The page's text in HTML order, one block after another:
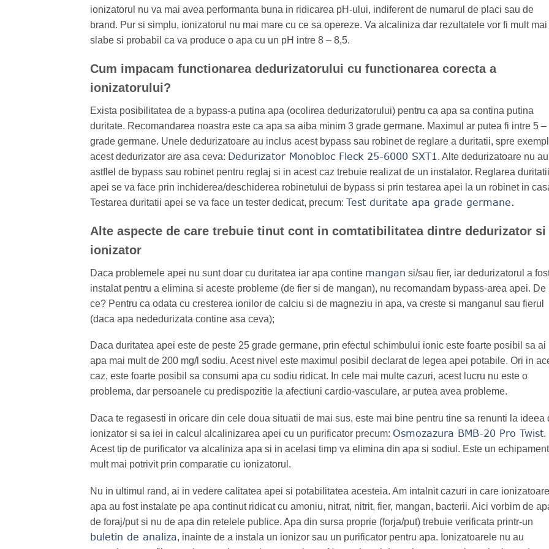
ionizatorul nu va mai avea performanta buna in ridicarea pH-ului, indiferent de numarul de placi sau de
brand. Pur si simplu, ionizatorul nu mai mare cu ce sa opereze. Va alcaliniza dar rezultatele vor fi mult mai
slabe si probabil ca va produce o apa cu un pH intre 8 – 8,5.
Cum impacam functionarea dedurizatorului cu functionarea corecta a
ionizatorului?
Exista posibilitatea de a bypass-a putina apa (ocolirea dedurizatorului) pentru ca apa sa contina putina
duritate. Recomandarea noastra este ca apa sa aiba minim 3 grade germane. Maximul ar putea fi intre 5 –
grade germane. Unele dedurizatoare au inclus acest bypass sau robinet de reglare a duritatii, spre
acest dedurizator are asa ceva: Dedurizator Monobloc Fleck 25-6000 SXT1. Alte dedurizatoare nu
astflel de bypass sau robinet pentru reglaj si in acest caz trebuie realizat de un instalator. Reglarea duritatii
apei se va face prin inchiderea/deschiderea robinetului de bypass si prin testarea apei la un robinet in
Testarea duritatii apei se va face un tester dedicat, precum: Test duritate apa grade germane.
Alte aspecte de care trebuie tinut cont in comtatibilitatea dintre dedurizator si
ionizator
Daca problemele apei nu sunt doar cu duritatea iar apa contine mangan si/sau fier, iar dedurizatorul a
instalat pentru a elimina si aceste probleme (de fier si de mangan), nu recomandam bypass-area apei. De
ce? Pentru ca odata cu cresterea ionilor de calciu si de magneziu in apa, va creste si manganul sau fierul
(daca apa nededurizata contine asa ceva);
Daca duritatea apei este de peste 25 grade germane, prin efectul schimbului ionic este foarte posibil sa ai
apa mai mult de 200 mg/l sodiu. Acest nivel este maximul posibil declarat de legea apei potabile. Ori in
caz, este foarte posibil sa consumi apa cu sodiu ridicat. In cele mai multe cazuri, acest lucru nu este o
problema, dar persoanele cu predispozitie la afectiuni cardio-vasculare, ar putea avea probleme.
Daca te regasesti in oricare din cele doua situatii de mai sus, este mai bine pentru tine sa renunti la ideea
ionizator si sa iei in calcul alcalinizarea apei cu un purificator precum: Osmozazura BMB-20 Pro Twist.
Acest tip de purificator va alcaliniza apa si in acelasi timp va elimina din apa si sodiul. Este un echipament
mult mai potrivit prin comparatie cu ionizatorul.
Nu in ultimul rand, ai in vedere calitatea apei si potabilitatea acesteia. Am intalnit cazuri in care
apa au fost instalate pe apa continut ridicat cu amoniu, nitrat, nitrit, fier, mangan, bacterii. Aici vorbim de
de foraj/put si nu de apa din retelele publice. Apa din sursa proprie (forja/put) trebuie verificata printr-un
buletin de analiza, inainte de a instala un ionizor sau un purificator pentru apa. Ionizatoarele nu au